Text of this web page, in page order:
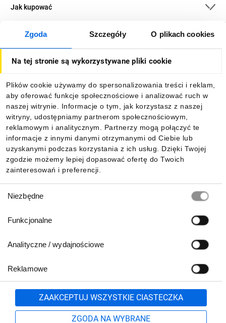
Zgoda Szczegóły O plikach cookies
Na tej stronie są wykorzystywane pliki cookie
Plików cookie używamy do spersonalizowania treści i reklam,
aby oferować funkcje społecznościowe i analizować ruch w
naszej witrynie. Informacje o tym, jak korzystasz z naszej
witryny, udostępniamy partnerom społecznościowym,
reklamowym i analitycznym. Partnerzy mogą połączyć te
informacje z innymi danymi otrzymanymi od Ciebie lub
uzyskanymi podczas korzystania z ich usług. Dzięki Twojej
zgodzie możemy lepiej dopasować ofertę do Twoich
zainteresowań i preferencji.
zgody
Niezbędne
Funkcjonalne
Analityczne / wydajnościowe
Reklamowe
ZAAKCEPTUJ WSZYSTKIE CIASTECZKA
ZGODA NA WYBRANE
Jak kupować
O firmie
Informacje
Pobierz naszą aplikację mobilną:
801 500 700 lub
71 37 61 600
Formularz kontaktowy